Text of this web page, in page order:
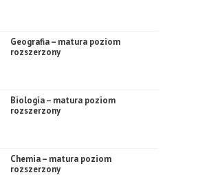
Geografia – matura poziom
rozszerzony
Biologia – matura poziom
rozszerzony
Chemia – matura poziom
rozszerzony